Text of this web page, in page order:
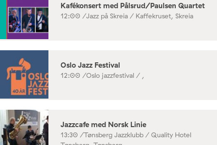
Kafékonsert med Pålsrud/Paulsen Quartet
12:00 /Jazz på Skreia / Kaffekruset, Skreia
Oslo Jazz Festival
12:00 /Oslo jazzfestival / ,
Jazzcafe med Norsk Linie
13:30 /Tønsberg Jazzklubb / Quality Hotel